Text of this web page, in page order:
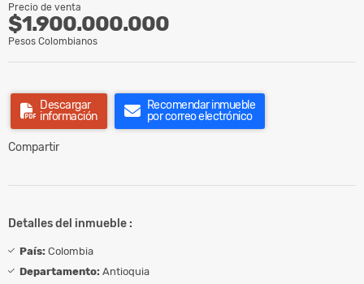
Precio de venta
$1.900.000.000
Pesos Colombianos
Descargar
información
Recomendar inmueble
por correo electrónico
Compartir
Detalles del inmueble :
País: Colombia
Departamento: Antioquia